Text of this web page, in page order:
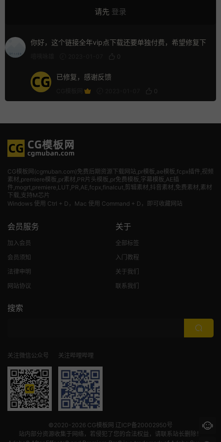
请先 登录
你好，这个链接全年vip点下载还要单独付费，希望修复下
0
已修复，感谢反馈
0
CG模板网(cgmuban.com)免费后期资源下载网站,pr模板,ae模板,fcpx插件,视频
素材 ,premiere模板,pr素材,PR片头模板,pr免费模板,字幕模板,AE插
件,mogrt,premiere,LUT,PR,AE,fcpx,finalcut,剪辑素材,抖音素材,免费素材,素材
下载,支持M芯片
Windows 使用 Ctrl + D，Mac 使用 Command + D，即可收藏网站
会员服务
加入会员
会员须知
法律申明
网站协议
关于
全部标签
入门教程
关于我们
联系我们
搜索
关注微信公众号 关注哔哩哔哩
©2020-2026 CG模板网 辽ICP备20002950号
站内部分资源收集于网络，若侵犯了您的合法权益，请联系站长删除！